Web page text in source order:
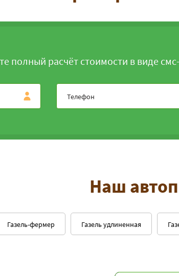
полный расчёт стоимости в виде
Наш
Газель удлиненная
Газель-фермер